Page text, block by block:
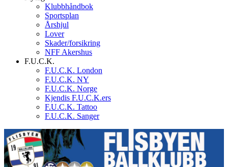
Klubbhåndbok
Sportsplan
Årshjul
Lover
Skader/forsikring
NFF Akershus
F.U.C.K.
F.U.C.K. London
F.U.C.K. NY
F.U.C.K. Norge
Kjendis F.U.C.K.ers
F.U.C.K. Tattoo
F.U.C.K. Sanger